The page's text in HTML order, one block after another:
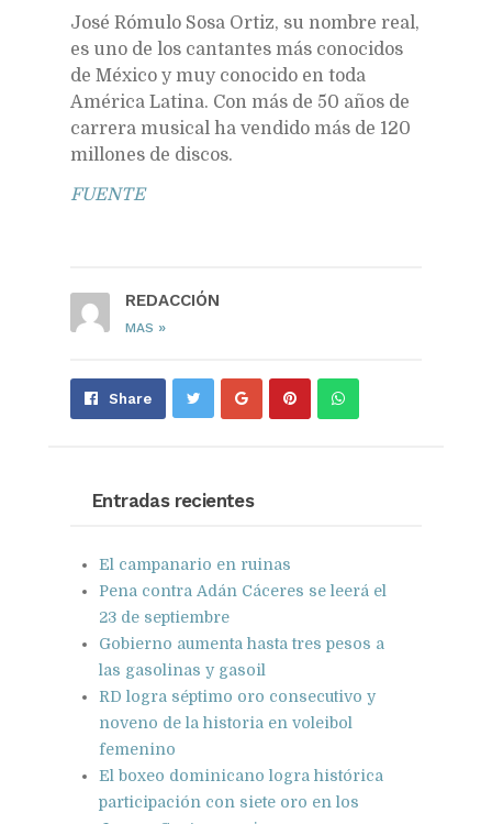
José Rómulo Sosa Ortiz, su nombre real,
es uno de los cantantes más conocidos
de México y muy conocido en toda
América Latina. Con más de 50 años de
carrera musical ha vendido más de 120
millones de discos.
FUENTE
REDACCIÓN
MAS »
Share Share Pin Send
Entradas recientes
El campanario en ruinas
Pena contra Adán Cáceres se leerá el
23 de septiembre
Gobierno aumenta hasta tres pesos a
las gasolinas y gasoil
RD logra séptimo oro consecutivo y
noveno de la historia en voleibol
femenino
El boxeo dominicano logra histórica
participación con siete oro en los